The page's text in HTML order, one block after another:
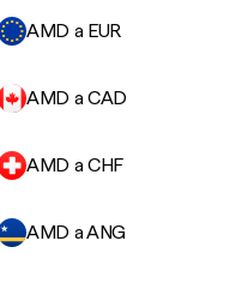
AMD a EUR
AMD a CAD
AMD a CHF
AMD a ANG